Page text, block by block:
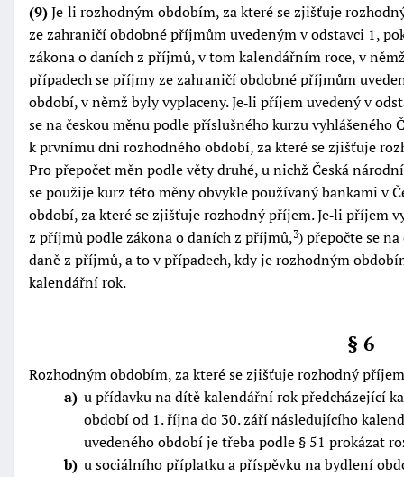
(9)Je‑li rozhodným obdobím, za které se zjišťuje
ze zahraničí obdobné příjmům uvedeným v odstavci 1,
zákona o daních z příjmů, v tom kalendářním roce, v
případech se příjmy ze zahraničí obdobné příjmům
období, v němž byly vyplaceny. Je‑li příjem uvedený v
se na českou měnu podle příslušného kurzu vyhlášeného
k prvnímu dni rozhodného období, za které se zjišťuje
Pro přepočet měn podle věty druhé, u nichž Česká
se použije kurz této měny obvykle používaný bankami v
období, za které se zjišťuje rozhodný příjem. Je‑li příjem
z příjmů podle zákona o daních z příjmů,3) přepočte se
daně z příjmů, a to v případech, kdy je rozhodným
kalendářní rok.
§ 6
Rozhodným obdobím, za které se zjišťuje rozhodný
a u přídavku na dítě kalendářní rok předcházející
období od 1. října do 30. září následujícího
uvedeného období je třeba podle § 51 prokázat
b u sociálního příplatku a příspěvku na bydlení